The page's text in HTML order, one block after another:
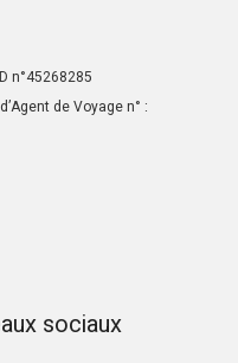
n°45268285
de Voyage n° :
sociaux